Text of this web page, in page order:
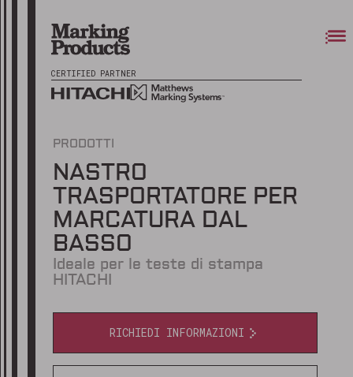
CERTIFIED PARTNER
PRODOTTI
NASTRO
TRASPORTATORE PER
MARCATURA DAL
BASSO
Ideale per le teste di stampa
HITACHI
RICHIEDI INFORMAZIONI